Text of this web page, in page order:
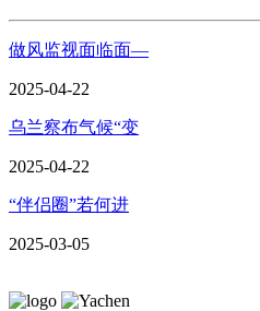
做风监视面临面—
2025-04-22
乌兰察布气候“变
2025-04-22
“伴侣圈”若何进
2025-03-05